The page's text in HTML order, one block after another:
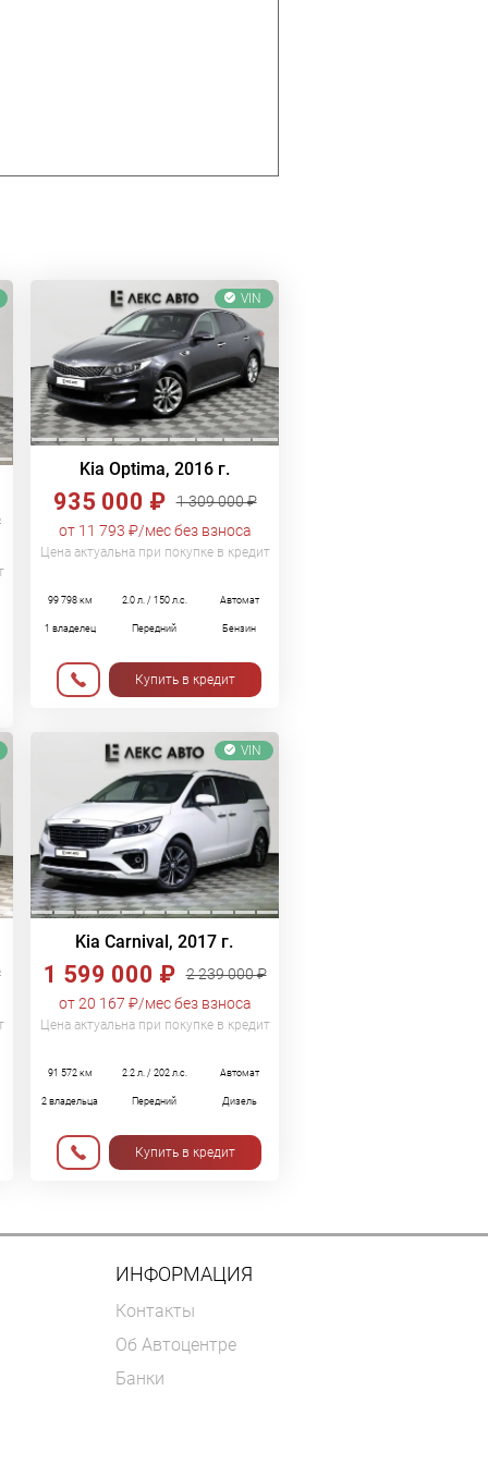
VIN
Kia Optima, 2016 г.
935 000 ₽
1 309 000 ₽
от 11 793 ₽/мес без взноса
Цена актуальна при покупке в кредит
99 798 км 2.0 л. / 150 л.с. Автомат
1 владелец Передний Бензин
Купить в кредит
VIN
Kia Carnival, 2017 г.
1 599 000 ₽
2 239 000 ₽
от 20 167 ₽/мес без взноса
Цена актуальна при покупке в кредит
91 572 км 2.2 л. / 202 л.с. Автомат
2 владельца Передний Дизель
Купить в кредит
ИНФОРМАЦИЯ
Контакты
Об Автоцентре
Банки